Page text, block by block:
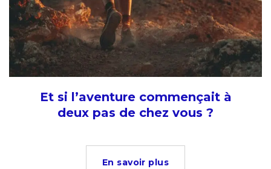
Et si l’aventure commençait à
deux pas de chez vous ?
En savoir plus